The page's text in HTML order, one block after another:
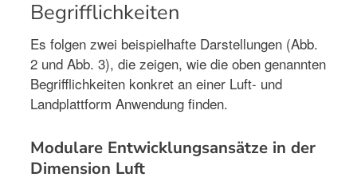
Begrifflichkeiten
Es folgen zwei beispielhafte Darstellungen (Abb.
2 und Abb. 3), die zeigen, wie die oben genannten
Begrifflichkeiten konkret an einer Luft- und
Landplattform Anwendung finden.
Modulare Entwicklungsansätze in der
Dimension Luft